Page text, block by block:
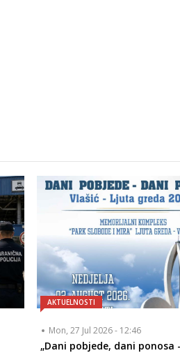
AKTUELNOSTI
Mon, 27 Jul 2026 - 12:46
„Dani pobjede, dani ponosa